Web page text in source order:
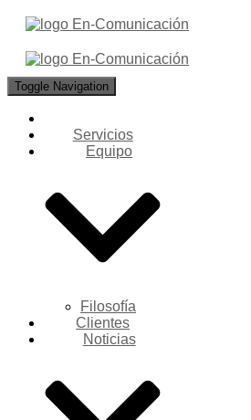
Toggle Navigation
Servicios
Equipo
Filosofía
Clientes
Noticias